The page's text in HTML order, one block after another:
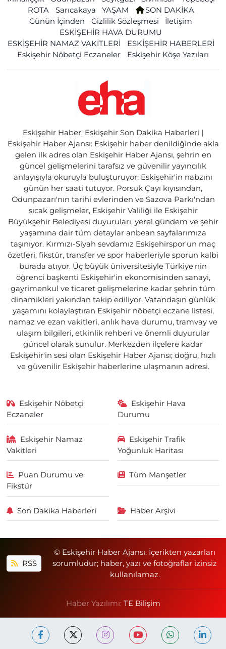
ROTA
Sarıcakaya YAŞAM
SON DAKİKA
Günün İçinden
Gizlilik Sözleşmesi
İletişim
ESKİŞEHİR HAVA DURUMU
ESKİŞEHİR NAMAZ VAKİTLERİ
ESKİŞEHİR HABERLERİ
Eskişehir Nöbetçi Eczaneler
Eskişehir Köşe Yazıları
Eskişehir Haber: Eskişehir Son Dakika Haberleri |
Eskişehir Haber Ajansı: Eskişehir haber denildiğinde akla
gelen ilk adres olan Eskişehir Haber Ajansı, şehrin en
güncel gelişmelerini tarafsız ve güvenilir yayıncılık
anlayışıyla okuruyla buluşturuyor; Eskişehir'in nabzını
günün her saati tutuyor. Porsuk Çayı kıyısından,
Odunpazarı'nın tarihi evlerinden ve Sazova Parkı'ndan
sıcak gelişmeler, Eskişehir Valiliği ile Eskişehir
Büyükşehir Belediyesi duyuruları, yerel gündem ve şehir
yaşamına dair tüm detaylar anbean sayfalarımıza
taşınıyor. Kırmızı-Siyah sevdamız Eskişehirspor'un maç
özetleri, fikstür, transfer ve spor haberleriyle sporun kalbi
burada atıyor. Üç büyük üniversitesiyle Türkiye'nin
öğrenci başkenti Eskişehir'in ekonomisinden sanayi,
gayrimenkul ve ticaret gelişmelerine kadar şehrin tüm
dinamikleri yakından takip ediliyor. Vatandaşın günlük
yaşamını kolaylaştıran Eskişehir nöbetçi eczane listesi,
namaz ve ezan vakitleri, anlık hava durumu, tramvay ve
ulaşım bilgileri, etkinlik rehberi ve önemli duyurular
güncel olarak sunulur. Merkezden ilçelere kadar
Eskişehir'in sesi olan Eskişehir Haber Ajansı; doğru, hızlı
ve güvenilir Eskişehir haberlerine ulaşmanın adresi.
Eskişehir Nöbetçi
Eczaneler
Eskişehir Hava
Durumu
Eskişehir Namaz
Vakitleri
Eskişehir Trafik
Yoğunluk Haritası
Puan Durumu ve
Fikstür
Tüm Manşetler
Son Dakika Haberleri Haber Arşivi
RSS
© Eskişehir Haber Ajansı. İçerikten yazarları
sorumludur; haber, yazı ve fotoğraflar izinsiz
kullanılamaz.
Haber Yazılımı: TE Bilişim